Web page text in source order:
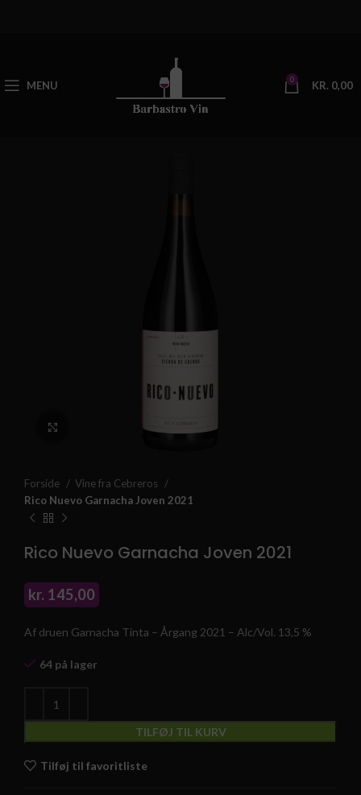
MENU 0 KR. 0,00
Klik for at forstørre
Forside
Vine fra Cebreros
Rico Nuevo Garnacha Joven 2021
Rico Nuevo Garnacha Joven 2021
kr. 145,00
Af druen Garnacha Tinta – Årgang 2021 – Alc/Vol. 13,5 %
64 på lager
TILFØJ TIL KURV
Tilføj til favoritliste